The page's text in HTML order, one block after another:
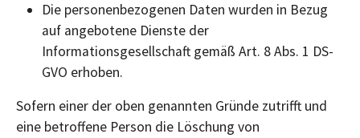
Die personenbezogenen Daten wurden in Bezug
auf angebotene Dienste der
Informationsgesellschaft gemäß Art. 8 Abs. 1 DS-
GVO erhoben.
Sofern einer der oben genannten Gründe zutrifft und
eine betroffene Person die Löschung von